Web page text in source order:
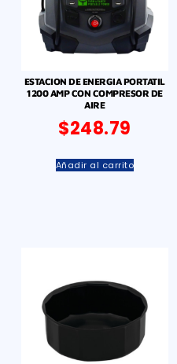
ESTACION DE ENERGIA PORTATIL
1200 AMP CON COMPRESOR DE
AIRE
$248.79
Añadir al carrito